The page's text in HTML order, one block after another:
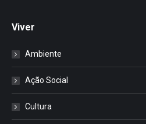
Viver
Ambiente
Ação Social
Cultura